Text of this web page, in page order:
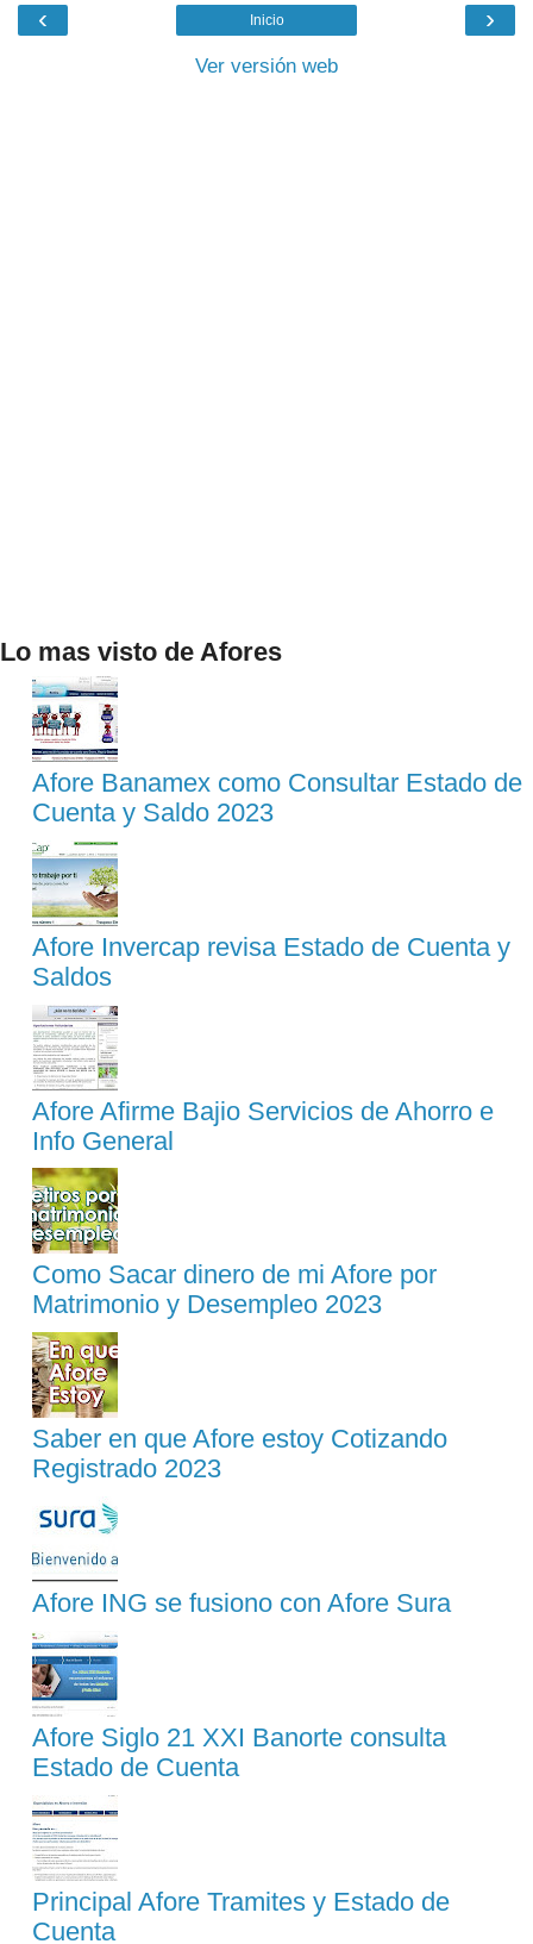
‹ ›
Inicio
Ver versión web
Lo mas visto de Afores
Afore Banamex como Consultar Estado de
Cuenta y Saldo 2023
Afore Invercap revisa Estado de Cuenta y
Saldos
Afore Afirme Bajio Servicios de Ahorro e
Info General
Como Sacar dinero de mi Afore por
Matrimonio y Desempleo 2023
Saber en que Afore estoy Cotizando
Registrado 2023
Afore ING se fusiono con Afore Sura
Afore Siglo 21 XXI Banorte consulta
Estado de Cuenta
Principal Afore Tramites y Estado de
Cuenta